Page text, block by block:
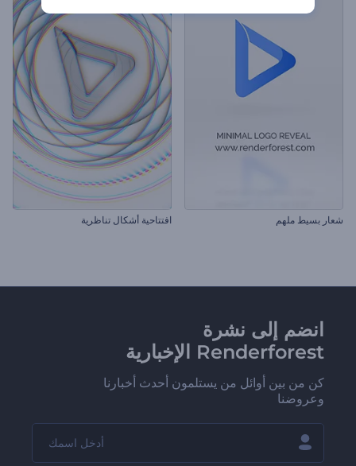
شعار بسيط ملهم افتتاحية أشكال تناظرية
انضم إلى نشرة
Renderforest الإخبارية
كن من بين أوائل من يستلمون أحدث أخبارنا
وعروضنا